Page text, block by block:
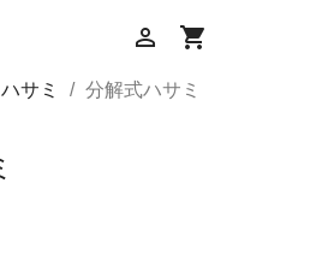
 shopping_cart
ハサミ 分解式ハサミ